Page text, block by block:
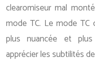
clearomiseur mal
mode TC. Le mode TC
plus nuancée et
apprécier les subtilités